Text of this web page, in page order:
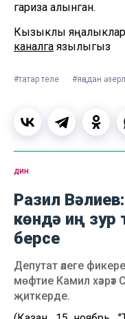
гариза алынган.
Кызыклы
каналга язылыгыз
#татар теле #яңадан
дин
Разил
көндә иң
берсе
Депутат әлеге
мөфтие Камил хәзрәт
җиткерде.